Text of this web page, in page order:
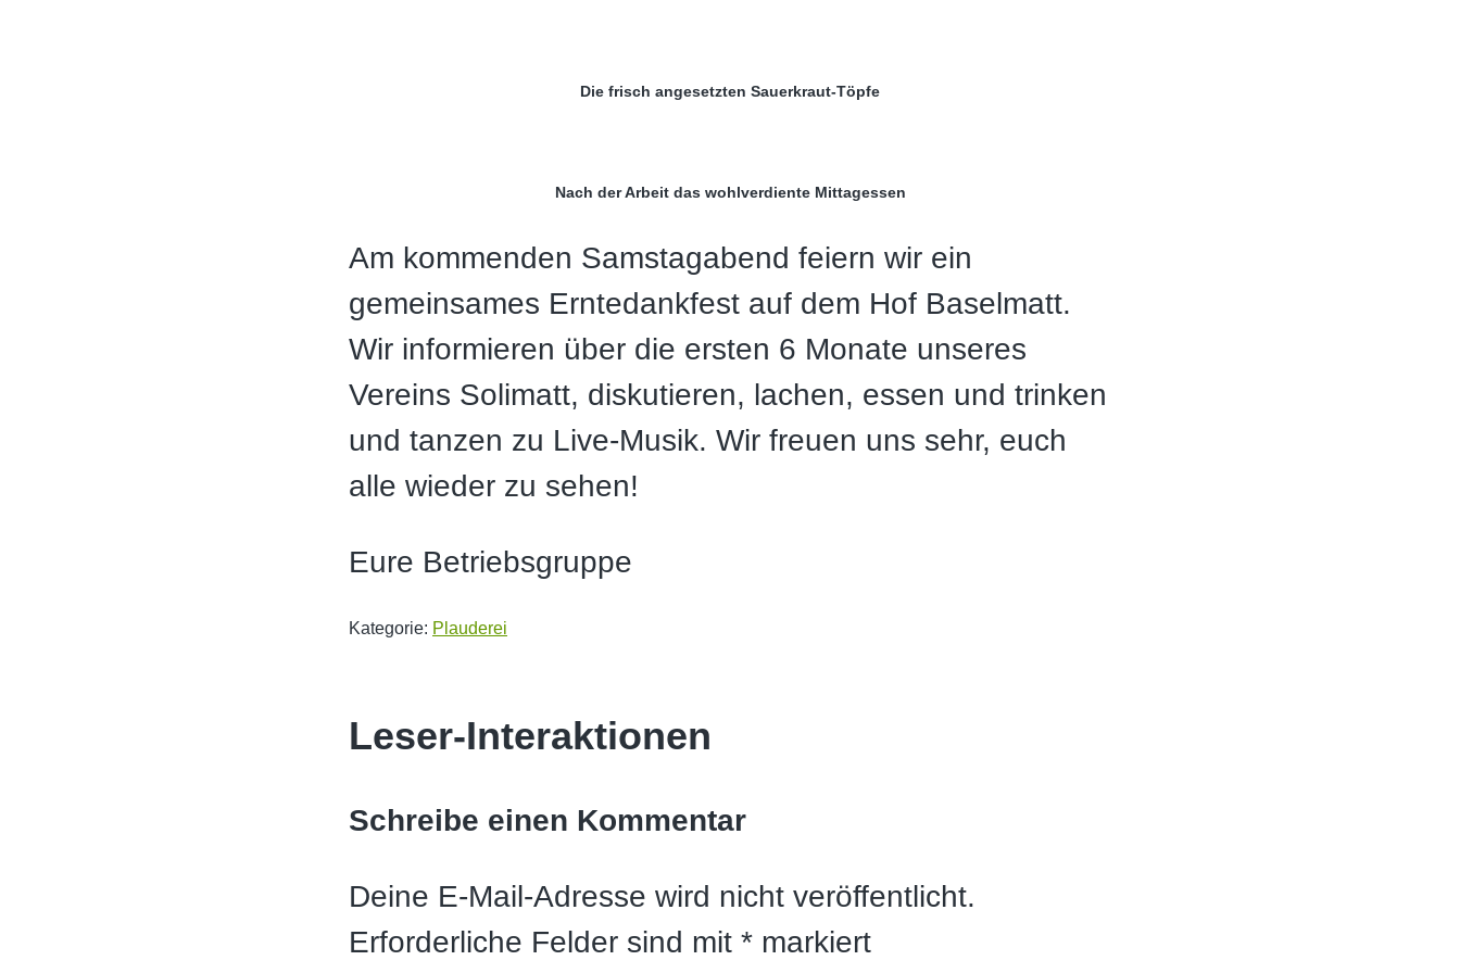
Die frisch angesetzten Sauerkraut-Töpfe
Nach der Arbeit das wohlverdiente Mittagessen
Am kommenden Samstagabend feiern wir ein
gemeinsames Erntedankfest auf dem Hof Baselmatt.
Wir informieren über die ersten 6 Monate unseres
Vereins Solimatt, diskutieren, lachen, essen und trinken
und tanzen zu Live-Musik. Wir freuen uns sehr, euch
alle wieder zu sehen!
Eure Betriebsgruppe
Kategorie: Plauderei
Leser-Interaktionen
Schreibe einen Kommentar
Deine E-Mail-Adresse wird nicht veröffentlicht.
Erforderliche Felder sind mit * markiert